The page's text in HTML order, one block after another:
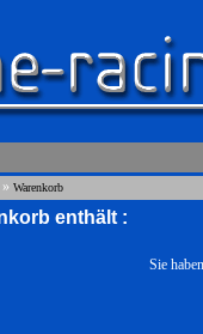
» Warenkorb
enthält :
Sie